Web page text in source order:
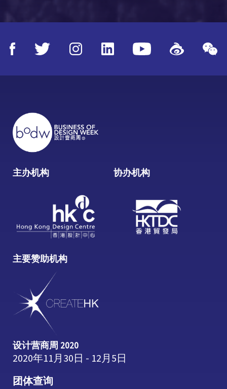
主办机构 协办机构
主要赞助机构
设计营商周 2020
2020年11月30日 - 12月5日
团体查询